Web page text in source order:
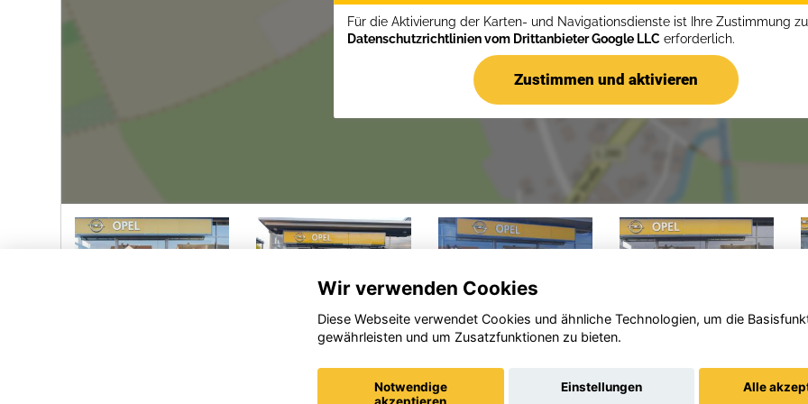
Für die Aktivierung der Karten- und Navigationsdienste ist Ihre Zustimmung
Datenschutzrichtlinien vom Drittanbieter Google LLC erforderlich.
Zustimmen und aktivieren
Crossland
Corsa
Crossland
Wir verwenden Cookies
Diese Webseite verwendet Cookies und ähnliche Technologien, um die
gewährleisten und um Zusatzfunktionen zu bieten.
Notwendige
Einstellungen Alle